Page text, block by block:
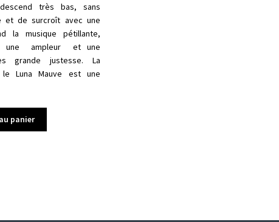
très bas, sans
et de surcroît avec une
la musique pétillante,
une ampleur et une
grande justesse. La
Luna Mauve est une
panier